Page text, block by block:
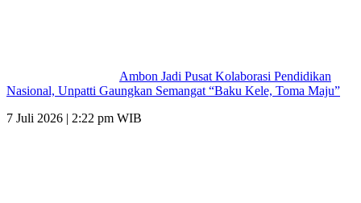
Ambon Jadi Pusat Kolaborasi Pendidikan
Nasional, Unpatti Gaungkan Semangat “Baku Kele, Toma Maju”
7 Juli 2026 | 2:22 pm WIB